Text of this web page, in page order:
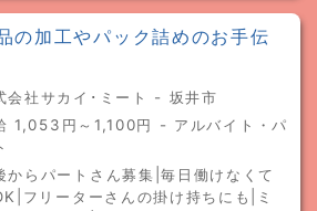
の加工やパック詰めのお手伝
会社サカイ･ミート - 坂井市
1,053円～1,100円 - アルバイト・パ
からパートさん募集|毎日働けなくて
フリーターさんの掛け持ちにも|ミ